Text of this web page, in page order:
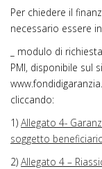
Per chiedere il
necessario essere
_ modulo di
PMI, disponibile sul
cliccando:
1) Allegato 4-
soggetto
2) Allegato 4 –